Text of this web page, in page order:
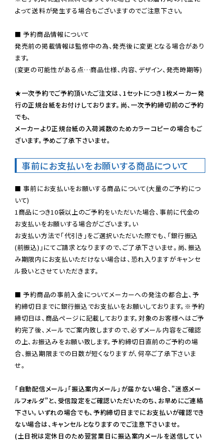
よって送料が発生する場合もございますのでご注意下さい。
■ 予約商品情報について
発売前の掲載情報は監修中の為、発売後に変更となる場合があり
ます。
(変更の可能性がある点…商品仕様、内容、デザイン、発売時期等)
★一次予約でご予約頂いたご注文は、1セットにつき1枚メーカー発
行の正規台紙をお付けしております。尚、一次予約締切前のご予約
でも、
メーカーより正規台紙の入荷減数のためカラーコピーの場合もご
ざいます。予めご了承下さいませ。
事前にお支払いをお願いする商品について
■ 事前にお支払いをお願いする商品について(大量のご予約につ
いて)
1商品につき10袋以上のご予約をいただいた場合、事前に代金の
お支払いをお願いする場合がございます。い
お支払い方法で「代引き」をご選択いただいた際でも、「銀行振込
(前振込)」にてご請求となりますので、ご了承下さいませ。尚、振込
み期限内にお支払いただけない場合は、恐れ入りますがキャンセ
ル扱いとさせていただきます。
■ 予約商品の事前入金についてメーカーへの発注の都合上、予
約締切日までに銀行振込でお支払いをお願いしております。※予約
締切日は、商品ページに記載しております。対象のお客様へはご予
約完了後、メールでご案内致しますので、必ずメール内容をご確認
の上、お振込みをお願い致します。予約締切日直前のご予約の場
合、振込期限までの日数が短くなりますが、何卒ご了承下さいま
せ。
「自動配信メール」「振込案内メール」が届かない場合、”迷惑メー
ルフォルダ”と、受信設定をご確認いただいたのち、お早めにご連絡
下さい。いずれの場合でも、予約締切日までにお支払いが確認でき
ない場合は、キャンセルとなりますのでご注意下さいませ。
(土日祝は定休日のため翌営業日に振込案内メールを送信してい